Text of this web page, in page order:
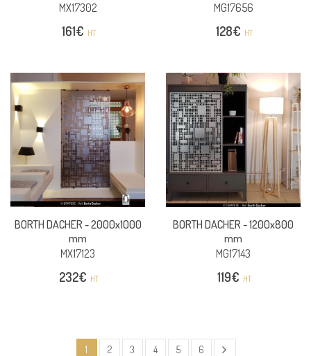
MX17302
161€ HT
MG17656
128€ HT
BORTH DACHER -2000x1000
mm
MX17123
232€ HT
BORTH DACHER -1200x800
mm
MG17143
119€ HT
1 2 3 4 5 6